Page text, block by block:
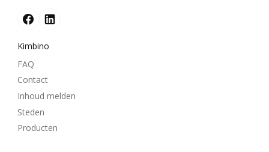
Kimbino
FAQ
Contact
Inhoud melden
Steden
Producten